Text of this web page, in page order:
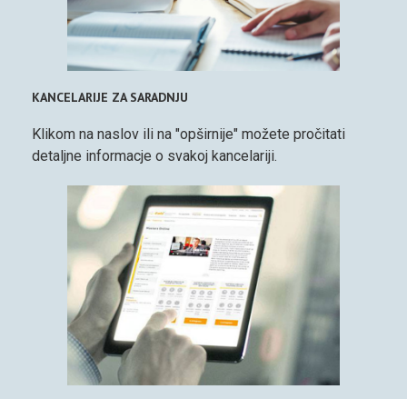
KANCELARIJE ZA SARADNJU
Klikom na naslov ili na "opširnije" možete pročitati
detaljne informacje o svakoj kancelariji.